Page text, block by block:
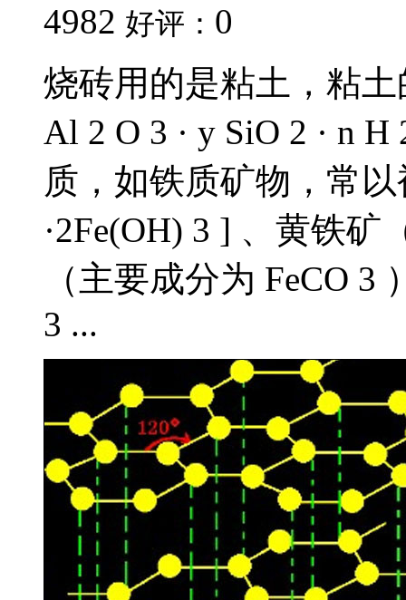
4982 好评： 0
烧砖用的是粘土，粘
Al 2 O 3 · y SiO 2 · n
质，如铁质矿物，常
·2Fe(OH) 3 ] 、黄铁矿
（主要成分为 FeCO 3
3 ...